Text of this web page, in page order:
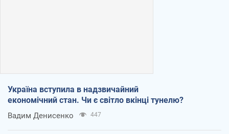
Україна вступила в надзвичайний
економічний стан. Чи є світло вкінці тунелю?
Вадим Денисенко 447